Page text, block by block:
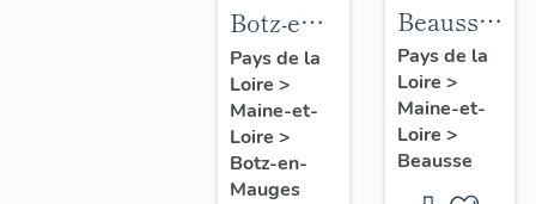
Botz-en-
Mauges :
présentation
de la
commune
Pays de la
Loire >
Maine-et-
Loire >
Botz-en-
Mauges
Beausse :
de la
commune
Pays de la
Loire >
Maine-et-
Loire >
Beausse